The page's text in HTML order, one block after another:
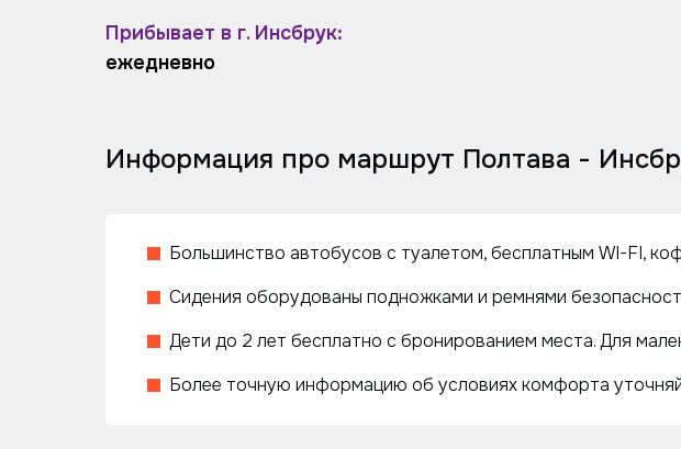
Прибывает в г. Инсбрук:
ежедневно
Информация про маршрут Полтава -
Большинство автобусов с туалетом, бесплатным WI-FI,
Сидения оборудованы подножками и ремнями
Дети до 2 лет бесплатно с бронированием места. Для
Более точную информацию об условиях комфорта